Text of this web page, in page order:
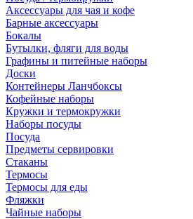
Аксессуары для чая и кофе
Барные аксессуары
Бокалы
Бутылки, фляги для воды
Графины и питейные наборы
Доски
Контейнеры Ланчбоксы
Кофейные наборы
Кружки и термокружки
Наборы посуды
Посуда
Предметы сервировки
Стаканы
Термосы
Термосы для еды
Фляжки
Чайные наборы